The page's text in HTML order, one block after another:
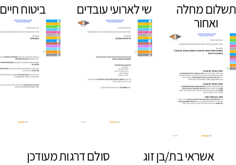
תשלום מחלה
ואחור
שי לארועי עובדים ביטוח חיים
אשראי בת/בן זוג סולם דרגות מעודכן